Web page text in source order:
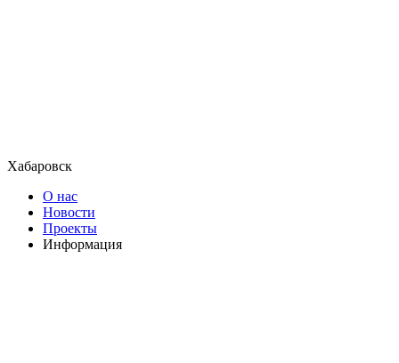
Хабаровск
О нас
Новости
Проекты
Информация